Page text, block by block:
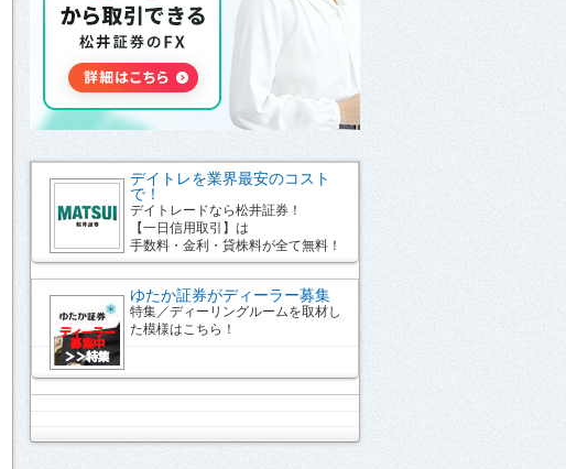
デイトレを業界最安のコスト
で！
デイトレードなら松井証券！
【一日信用取引】は
手数料・金利・貸株料が全て無料！
ゆたか証券がディーラー募集
特集／ディーリングルームを取材し
た模様はこちら！